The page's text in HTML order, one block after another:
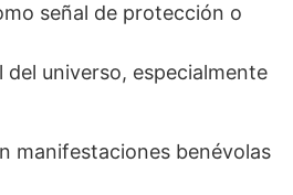
señal de protección o
universo, especialmente
manifestaciones benévolas